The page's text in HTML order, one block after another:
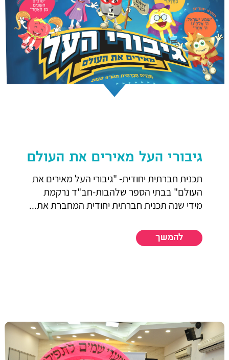
גיבורי העל מאירים את העולם
תכנית חברתית יחודית- "גיבורי העל מאירים את
העולם" בבתי הספר שלהבות-חב"ד נרקמת
מידי שנה תכנית חברתית יחודית המחברת את...
להמשך